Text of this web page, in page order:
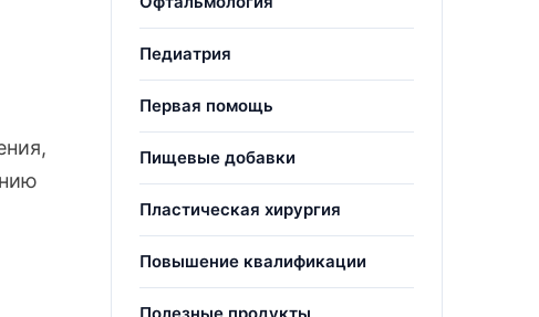
Педиатрия
Первая помощь
Пищевые добавки
Пластическая хирургия
Повышение квалификации